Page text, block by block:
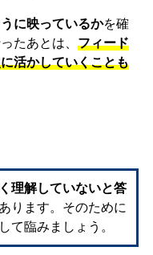
に映っているかを確
たあとは、 フィード
活かしていくことも
理解していないと答
ります。そのために
て臨みましょう。